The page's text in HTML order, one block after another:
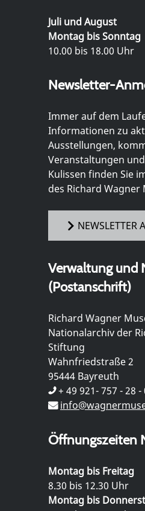
Juli und August
Montag bis Sonntag
10.00 bis 18.00 Uhr
Newsletter-
Immer auf dem
Informationen zu
Ausstellungen,
Veranstaltungen
Kulissen finden Sie
des Richard Wagner
NEWSLETTER
Verwaltung und
(Postanschrift)
Richard Wagner
Nationalarchiv der
Stiftung
Wahnfriedstraße 2
95444 Bayreuth
+ 49 921- 757 - 28 -
Öffnungszeiten
Montag bis Freitag
8.30 bis 12.30 Uhr
Montag bis